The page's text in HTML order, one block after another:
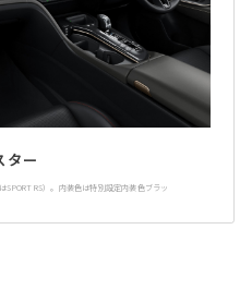
ター
RS）。内装色は特別設定内装色ブラッ